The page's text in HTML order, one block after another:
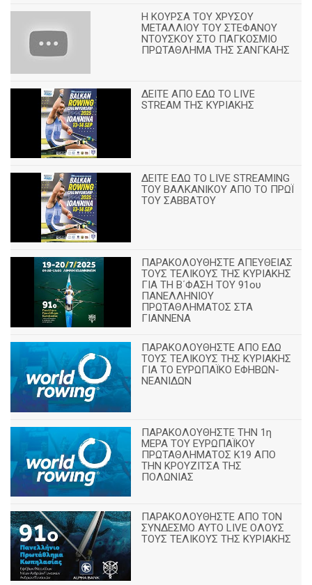
Η ΚΟΥΡΣΑ ΤΟΥ ΧΡΥΣΟΥ
ΜΕΤΑΛΛΙΟΥ ΤΟΥ ΣΤΕΦΑΝΟΥ
ΝΤΟΥΣΚΟΥ ΣΤΟ ΠΑΓΚΟΣΜΙΟ
ΠΡΩΤΑΘΛΗΜΑ ΤΗΣ ΣΑΝΓΚΑΗΣ
ΔΕΙΤΕ ΑΠΟ ΕΔΩ ΤΟ LIVE
STREAM ΤΗΣ ΚΥΡΙΑΚΗΣ
ΔΕΙΤΕ ΕΔΩ ΤΟ LIVE STREAMING
TOY ΒΑΛΚΑΝΙΚΟΥ ΑΠΟ ΤΟ ΠΡΩΪ
ΤΟΥ ΣΑΒΒΑΤΟΥ
ΠΑΡΑΚΟΛΟΥΘΗΣΤΕ ΑΠΕΥΘΕΙΑΣ
ΤΟΥΣ ΤΕΛΙΚΟΥΣ ΤΗΣ ΚΥΡΙΑΚΗΣ
ΓΙΑ ΤΗ Β΄ΦΑΣΗ ΤΟΥ 91ου
ΠΑΝΕΛΛΗΝΙΟΥ
ΠΡΩΤΑΘΛΗΜΑΤΟΣ ΣΤΑ
ΓΙΑΝΝΕΝΑ
ΠΑΡΑΚΟΛΟΥΘΗΣΤΕ ΑΠΟ ΕΔΩ
ΤΟΥΣ ΤΕΛΙΚΟΥΣ ΤΗΣ ΚΥΡΙΑΚΗΣ
ΓΙΑ ΤΟ ΕΥΡΩΠΑΪΚΟ ΕΦΗΒΩΝ-
ΝΕΑΝΙΔΩΝ
ΠΑΡΑΚΟΛΟΥΘΗΣΤΕ ΤΗΝ 1η
ΜΕΡΑ ΤΟΥ ΕΥΡΩΠΑΪΚΟΥ
ΠΡΩΤΑΘΛΗΜΑΤΟΣ Κ19 ΑΠΟ
ΤΗΝ ΚΡΟΥΖΙΤΣΑ ΤΗΣ
ΠΟΛΩΝΙΑΣ
ΠΑΡΑΚΟΛΟΥΘΗΣΤΕ ΑΠΟ ΤΟΝ
ΣΥΝΔΕΣΜΟ ΑΥΤΟ LIVE ΟΛΟΥΣ
ΤΟΥΣ ΤΕΛΙΚΟΥΣ ΤΗΣ ΚΥΡΙΑΚΗΣ